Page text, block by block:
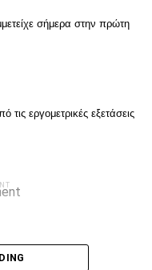
σήμερα στην πρώτη
εργομετρικές εξετάσεις